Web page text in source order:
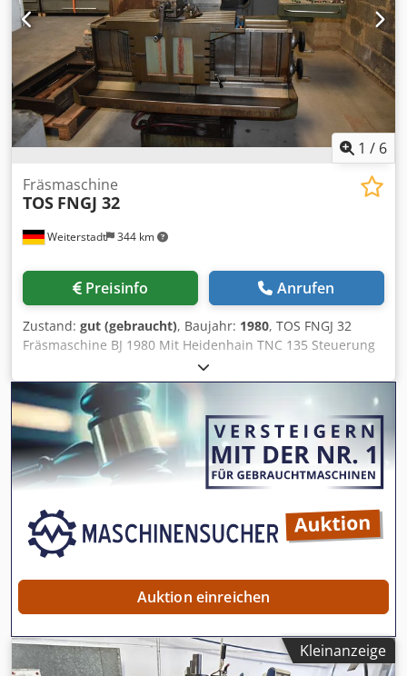
Horizontalfrässpindel -Spannbock für
Werkzeugaufnahmen -Maschinenfüße -Dokumentation
Abmaße: LxBxH 2,5x2x2,3 Meter / Gewicht 2650Kg Dsdpfx
Acjzdb Iieyeck Irrtümer / Eingabefehler vorbehalten
1 / 6
Weiterstadt 344 km
Fräsmaschine
TOS FNGJ 32
Preisinfo Anrufen
Zustand: gut (gebraucht), Baujahr: 1980, TOS FNGJ 32
Fräsmaschine BJ 1980 Mit Heidenhain TNC 135 Steuerung
Mit Zubehör Tisch - 800x400 mm Dedpfx Ajx U Eb Ascyeck
Spindelumdrehungen - 40-2000 U/min Vorschübe längs
und quer - 8-400 mm/min Vertikale Vorschübe - 4-200
mm/min Abstand von der horizontalen Spindelachse zur
horizontalen Tischarbeitsfläche: 125-525 mm Abstand von
der Achse der vertikalen Kopfspindel zur horizontalen
Tischoberfläche: 58-458 mm Verfahrwege der X-Achse -
der Z-Achse - 400 mm
Auktion einreichen
Kleinanzeige